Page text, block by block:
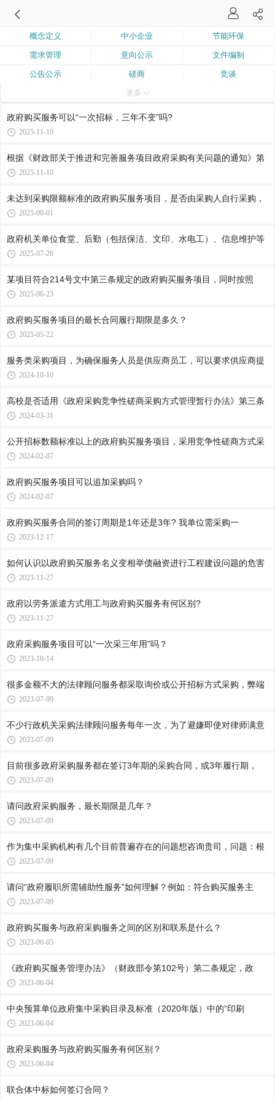
概念定义 中小企业 节能环保
需求管理 意向公示 文件编制
公告公示 磋商 竞谈
单一来源
合作创新采购 采购购买服务
联合体与分包
弄虚作假
更多
政府购买服务可以“一次招标，三年不变”吗?
2025-11-10
根据《财政部关于推进和完善服务项目政府采购有关问题的通知》第
2025-11-10
未达到采购限额标准的政府购买服务项目，是否由采购人自行采购，
2025-09-01
政府机关单位食堂、后勤（包括保洁、文印、水电工）、信息维护等
2025-07-26
某项目符合214号文中第三条规定的政府购买服务项目，同时按照
2025-06-23
政府购买服务项目的最长合同履行期限是多久？
2025-05-22
服务类采购项目，为确保服务人员是供应商员工，可以要求供应商提
2024-10-10
高校是否适用《政府采购竞争性磋商采购方式管理暂行办法》第三条
2024-03-31
公开招标数额标准以上的政府购买服务项目，采用竞争性磋商方式采
2024-02-07
政府购买服务项目可以追加采购吗？
2024-02-07
政府购买服务合同的签订周期是1年还是3年? 我单位需采购一
2023-12-17
如何认识以政府购买服务名义变相举债融资进行工程建设问题的危害
2023-11-27
政府以劳务派遣方式用工与政府购买服务有何区别?
2023-11-27
政府采购服务项目可以“一次采三年用”吗？
2023-10-14
很多金额不大的法律顾问服务都采取询价或公开招标方式采购，弊端
2023-07-09
不少行政机关采购法律顾问服务每年一次，为了避嫌即使对律师满意
2023-07-09
目前很多政府采购服务都在签订3年期的采购合同，或3年履行期，
2023-07-09
请问政府采购服务，最长期限是几年？
2023-07-09
作为集中采购机构有几个目前普遍存在的问题想咨询贵司，问题：根
2023-07-09
请问“政府履职所需辅助性服务”如何理解？例如：符合购买服务主
2023-07-09
政府购买服务与政府采购服务之间的区别和联系是什么？
2023-06-05
《政府购买服务管理办法》（财政部令第102号）第二条规定，政
2023-06-04
中央预算单位政府集中采购目录及标准（2020年版）中的“印刷
2023-06-04
政府采购服务与政府购买服务有何区别？
2023-06-04
联合体中标如何签订合同？